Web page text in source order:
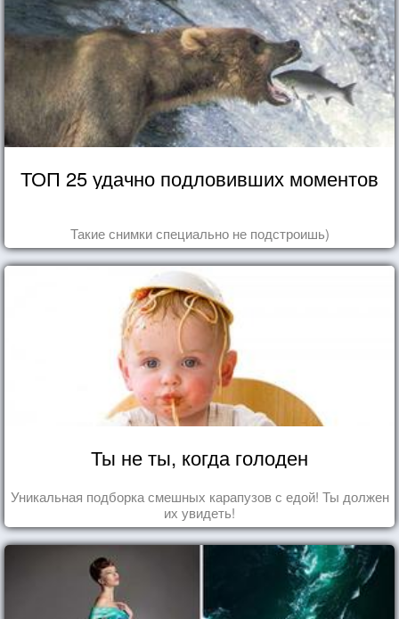
ТОП 25 удачно подловивших моментов
Такие снимки специально не подстроишь)
Ты не ты, когда голоден
Уникальная подборка смешных карапузов с едой! Ты должен
их увидеть!